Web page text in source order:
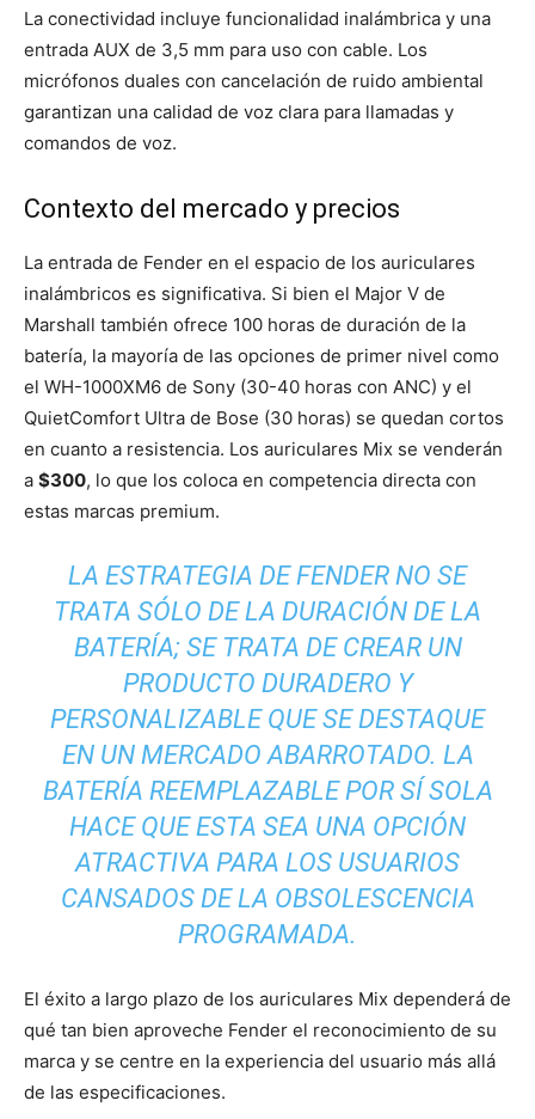
La conectividad incluye funcionalidad inalámbrica y una
entrada AUX de 3,5 mm para uso con cable. Los
micrófonos duales con cancelación de ruido ambiental
garantizan una calidad de voz clara para llamadas y
comandos de voz.
Contexto del mercado y precios
La entrada de Fender en el espacio de los auriculares
inalámbricos es significativa. Si bien el Major V de
Marshall también ofrece 100 horas de duración de la
batería, la mayoría de las opciones de primer nivel como
el WH-1000XM6 de Sony (30-40 horas con ANC) y el
QuietComfort Ultra de Bose (30 horas) se quedan cortos
en cuanto a resistencia. Los auriculares Mix se venderán
a $300, lo que los coloca en competencia directa con
estas marcas premium.
LA ESTRATEGIA DE FENDER NO SE
TRATA SÓLO DE LA DURACIÓN DE LA
BATERÍA; SE TRATA DE CREAR UN
PRODUCTO DURADERO Y
PERSONALIZABLE QUE SE DESTAQUE
EN UN MERCADO ABARROTADO. LA
BATERÍA REEMPLAZABLE POR SÍ SOLA
HACE QUE ESTA SEA UNA OPCIÓN
ATRACTIVA PARA LOS USUARIOS
CANSADOS ​​DE LA OBSOLESCENCIA
PROGRAMADA.
El éxito a largo plazo de los auriculares Mix dependerá de
qué tan bien aproveche Fender el reconocimiento de su
marca y se centre en la experiencia del usuario más allá
de las especificaciones.